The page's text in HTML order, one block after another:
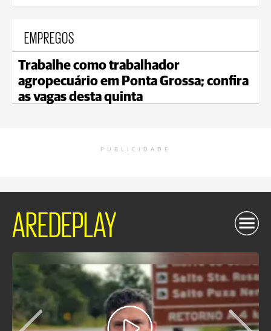
EMPREGOS
Trabalhe como trabalhador
agropecuário em Ponta Grossa; confira
as vagas desta quinta
PUBLICIDADE
AREDEPLAY